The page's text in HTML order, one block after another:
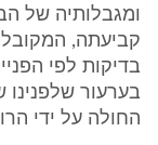
ומגבלותיה של
קביעתה,
בדיקות לפי
בערעור שלפנינו
החולה על ידי